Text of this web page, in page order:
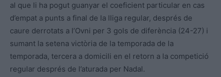
al que li ha pogut guanyar el coeficient particular en cas
d’empat a punts a final de la lliga regular, després de
caure derrotats a l’Ovni per 3 gols de diferència (24-27) i
sumant la setena victòria de la temporada de la
temporada, tercera a domicili en el retorn a la competició
regular després de l’aturada per Nadal.